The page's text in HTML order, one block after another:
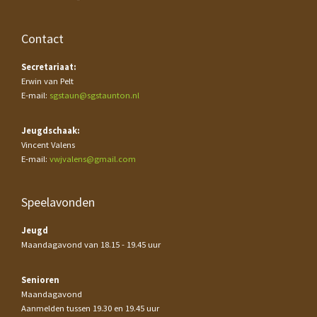
Contact
Secretariaat:
Erwin van Pelt
E-mail: sgstaun@sgstaunton.nl
Jeugdschaak:
Vincent Valens
E-mail: vwjvalens@gmail.com
Speelavonden
Jeugd
Maandagavond van 18.15 - 19.45 uur
Senioren
Maandagavond
Aanmelden tussen 19.30 en 19.45 uur